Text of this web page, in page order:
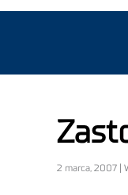
2 marca, 2007 |